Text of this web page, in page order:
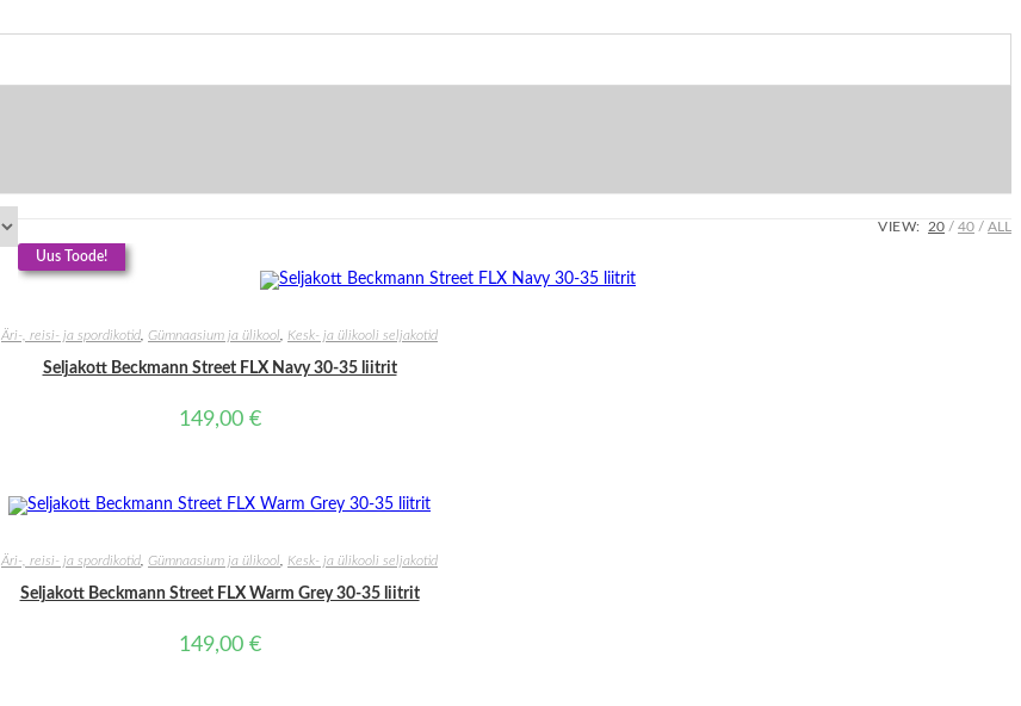
VIEW: 20 40 ALL
Uus Toode!
Äri-, reisi- ja spordikotid Gümnaasium ja ülikool Kesk- ja ülikooli seljakotid
Seljakott Beckmann Street FLX Navy 30-35 liitrit
149,00 €
Äri-, reisi- ja spordikotid Gümnaasium ja ülikool Kesk- ja ülikooli seljakotid
Seljakott Beckmann Street FLX Warm Grey 30-35 liitrit
149,00 €